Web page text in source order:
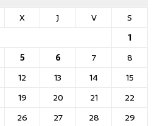
X J V
S
1
5 6 7
8
12 13 14
15
19 20 21
22
26 27 28
29